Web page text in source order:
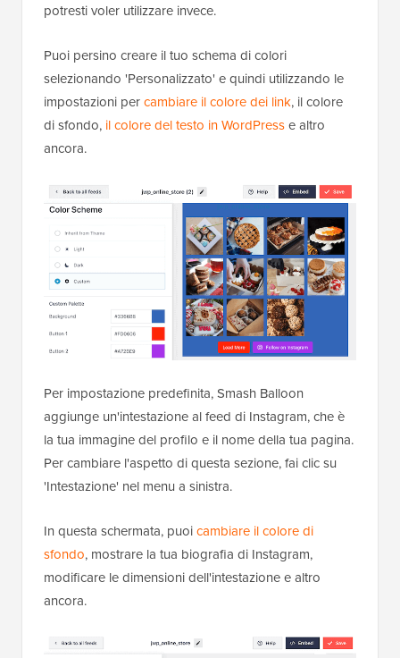
potresti voler utilizzare invece.
Puoi persino creare il tuo schema di colori
selezionando 'Personalizzato' e quindi utilizzando le
impostazioni percambiare il colore dei link, il colore
di sfondo, il colore del testo in WordPresse altro
ancora.
Per impostazione predefinita, Smash Balloon
aggiunge un'intestazione al feed di Instagram, che è
la tua immagine del profilo e il nome della tua pagina.
Per cambiare l'aspetto di questa sezione, fai clic su
'Intestazione' nel menu a sinistra.
In questa schermata, puoicambiare il colore di
sfondo, mostrare la tua biografia di Instagram,
modificare le dimensioni dell'intestazione e altro
ancora.